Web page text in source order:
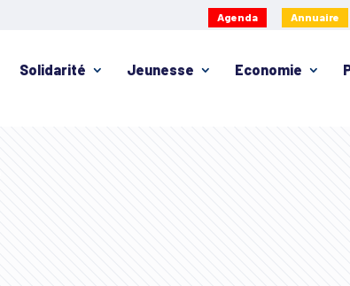
Agenda Annuaire
Solidarité Jeunesse Economie